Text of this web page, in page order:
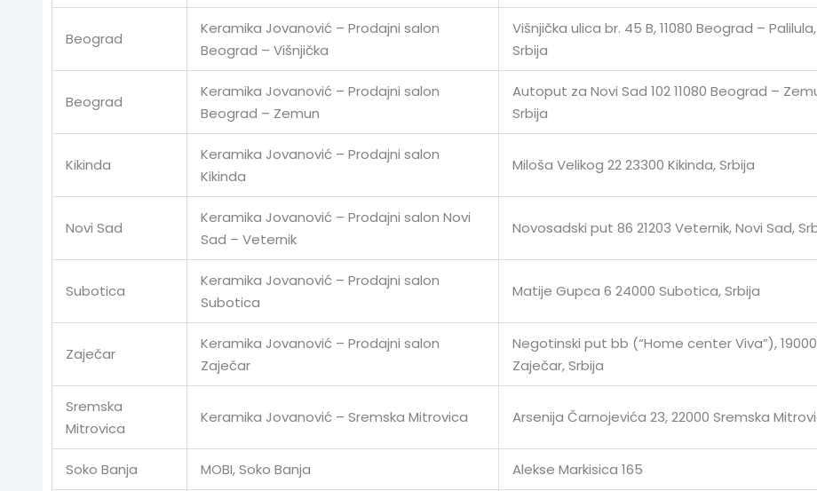
Beograd
Keramika Jovanović – Prodajni salon
Beograd – Višnjička
Višnjička ulica br. 45 B, 11080 Beograd – Palilula,
Srbija
Beograd
Keramika Jovanović – Prodajni salon
Beograd – Zemun
Autoput za Novi Sad 102 11080 Beograd –
Srbija
Kikinda
Keramika Jovanović – Prodajni salon
Kikinda
Miloša Velikog 22 23300 Kikinda, Srbija
Novi Sad
Keramika Jovanović – Prodajni salon Novi
Sad – Veternik
Novosadski put 86 21203 Veternik, Novi Sad,
Subotica
Keramika Jovanović – Prodajni salon
Subotica
Matije Gupca 6 24000 Subotica, Srbija
Zaječar
Keramika Jovanović – Prodajni salon
Zaječar
Negotinski put bb (“Home center Viva”), 19000
Zaječar, Srbija
Sremska
Mitrovica
Keramika Jovanović – Sremska Mitrovica Arsenija Čarnojevića 23, 22000 Sremska
Soko Banja MOBI, Soko Banja Alekse Markisica 165